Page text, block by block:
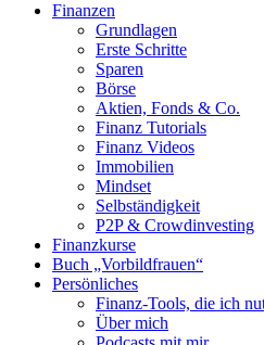
oben
Finanzen
Grundlagen
Erste Schritte
Sparen
Börse
Aktien, Fonds & Co.
Finanz Tutorials
Finanz Videos
Immobilien
Mindset
Selbständigkeit
P2P & Crowdinvesting
Finanzkurse
Buch „Vorbildfrauen“
Persönliches
Finanz-Tools, die ich
Über mich